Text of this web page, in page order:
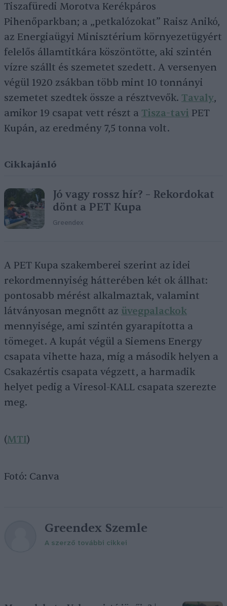
Tiszafüredi Morotva Kerékpáros
Pihenőparkban; a „petkalózokat” Raisz Anikó,
az Energiaügyi Minisztérium környezetügyért
felelős államtitkára köszöntötte, aki szintén
vízre szállt és szemetet szedett. A versenyen
végül 1920 zsákban több mint 10 tonnányi
szemetet szedtek össze a résztvevők. Tavaly,
amikor 19 csapat vett részt a Tisza-tavi PET
Kupán, az eredmény 7,5 tonna volt.
Cikkajánló
Jó vagy rossz hír? – Rekordokat
dönt a PET Kupa
Greendex
A PET Kupa szakemberei szerint az idei
rekordmennyiség hátterében két ok állhat:
pontosabb mérést alkalmaztak, valamint
látványosan megnőtt az üvegpalackok
mennyisége, ami szintén gyarapította a
tömeget. A kupát végül a Siemens Energy
csapata vihette haza, míg a második helyen a
Csakazértis csapata végzett, a harmadik
helyet pedig a Viresol-KALL csapata szerezte
meg.
(MTI)
Fotó: Canva
Greendex Szemle
A szerző további cikkei